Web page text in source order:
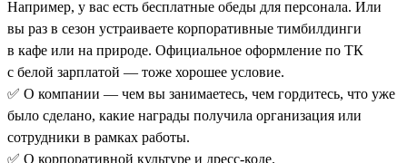
Например, у вас есть бесплатные обеды для персонала. Или
вы раз в сезон устраиваете корпоративные тимбилдинги
в кафе или на природе. Официальное оформление по ТК
с белой зарплатой — тоже хорошее условие.
✅ О компании — чем вы занимаетесь, чем гордитесь, что уже
было сделано, какие награды получила организация или
сотрудники в рамках работы.
✅ О корпоративной культуре и дресс-коде.